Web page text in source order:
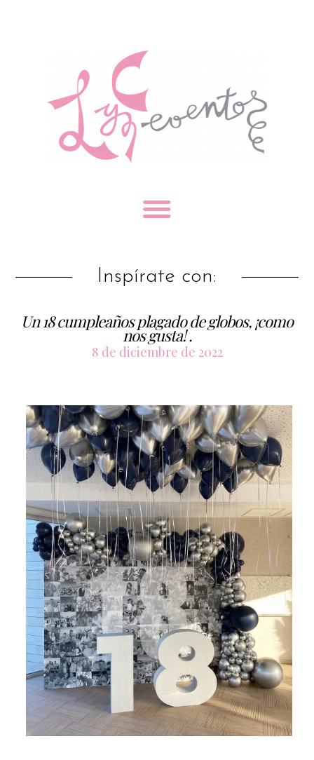
Inspírate con:
Un 18 cumpleaños plagado de globos, ¡como
nos gusta! .
8 de diciembre de 2022